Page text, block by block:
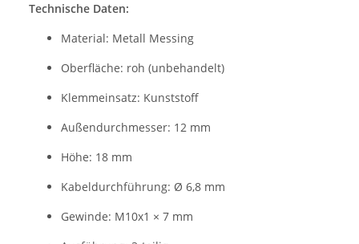
Technische Daten:
Material: Metall Messing
Oberfläche: roh (unbehandelt)
Klemmeinsatz: Kunststoff
Außendurchmesser: 12 mm
Höhe: 18 mm
Kabeldurchführung: Ø 6,8 mm
Gewinde: M10x1 × 7 mm